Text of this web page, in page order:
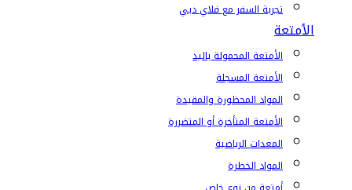
تجربة السفر مع فلاي دبي
الأمتعة
الأمتعة المحمولة باليد
الأمتعة المسجلة
المواد المحظورة والمقيدة
الأمتعة المتأخرة أو المتضررة
المعدات الرياضية
المواد الخطرة